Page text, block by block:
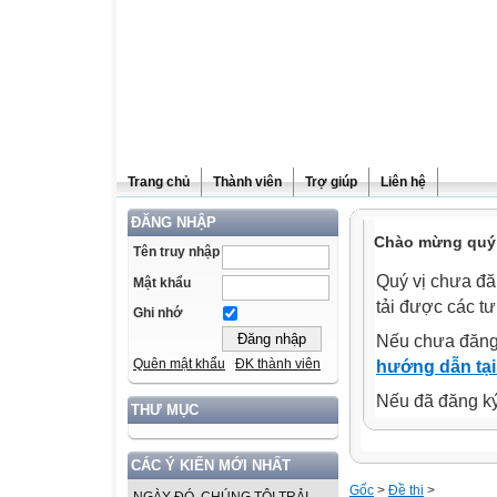
Trang chủ Thành viên Trợ giúp Liên hệ
ĐĂNG NHẬP
Tên truy nhập
Mật khẩu
Ghi nhớ
Quên mật khẩu ĐK thành viên
THƯ MỤC
CÁC Ý KIẾN MỚI NHẤT
Chào mừng
Quý vị chưa
tải được các
Nếu chưa
hướng dẫn
Nếu đã đăng
Gốc > Đề thi >